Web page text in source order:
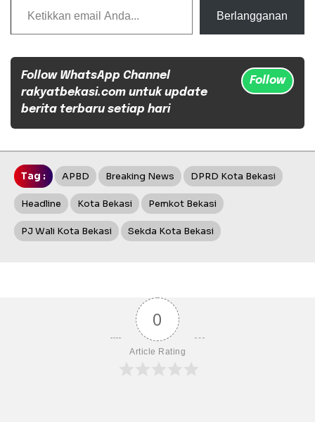
Berlangganan
Follow WhatsApp Channel
rakyatbekasi.com untuk update
berita terbaru setiap hari
Follow
Tag : APBD Breaking News DPRD Kota Bekasi
Headline Kota Bekasi Pemkot Bekasi
PJ Wali Kota Bekasi Sekda Kota Bekasi
0
Article Rating